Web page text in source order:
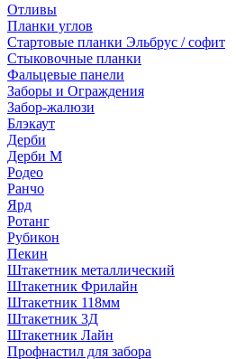
Отливы
Планки углов
Стартовые планки Эльбрус / софит
Стыковочные планки
Фальцевые панели
Заборы и Ограждения
Забор-жалюзи
Блэкаут
Дерби
Дерби M
Родео
Ранчо
Ярд
Ротанг
Рубикон
Пекин
Штакетник металлический
Штакетник Фрилайн
Штакетник 118мм
Штакетник 3Д
Штакетник Лайн
Профнастил для забора